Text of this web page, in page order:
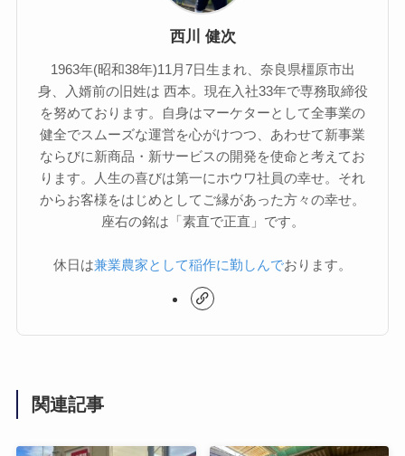
西川 健次
1963年(昭和38年)11月7日生まれ、奈良県橿原市出
身、入婿前の旧姓は 西本。現在入社33年で専務取締役
を努めております。自身はマーケターとして全事業の
健全でスムーズな運営を心がけつつ、あわせて新事業
ならびに新商品・新サービスの開発を使命と考えてお
ります。人生の喜びは第一にホウワ社員の幸せ。それ
からお客様をはじめとしてご縁があった方々の幸せ。
座右の銘は「素直で正直」です。
休日は兼業農家として稲作に勤しんでおります。
関連記事